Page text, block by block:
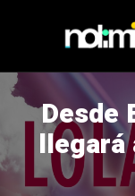
Desde
llegará